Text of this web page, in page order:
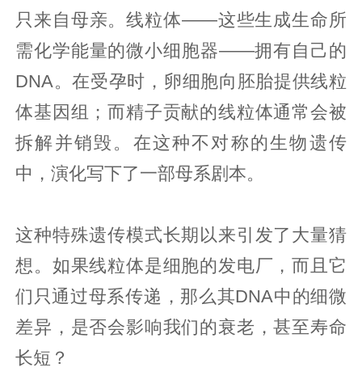
只来自母亲。线粒体——这些生成生命所
需化学能量的微小细胞器——拥有自己的
DNA。在受孕时，卵细胞向胚胎提供线粒
体基因组；而精子贡献的线粒体通常会被
拆解并销毁。在这种不对称的生物遗传
中，演化写下了一部母系剧本。
这种特殊遗传模式长期以来引发了大量猜
想。如果线粒体是细胞的发电厂，而且它
们只通过母系传递，那么其DNA中的细微
差异，是否会影响我们的衰老，甚至寿命
长短？